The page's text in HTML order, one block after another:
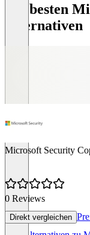
Die besten
Alternativen
Microsoft Security
0 Reviews
Direkt vergleichen